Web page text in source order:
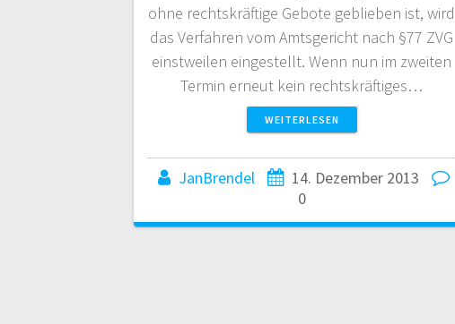
ohne rechtskräftige Gebote geblieben ist, wird
das Verfahren vom Amtsgericht nach §77 ZVG
einstweilen eingestellt. Wenn nun im zweiten
Termin erneut kein rechtskräftiges…
WEITERLESEN
JanBrendel
14. Dezember 2013
0